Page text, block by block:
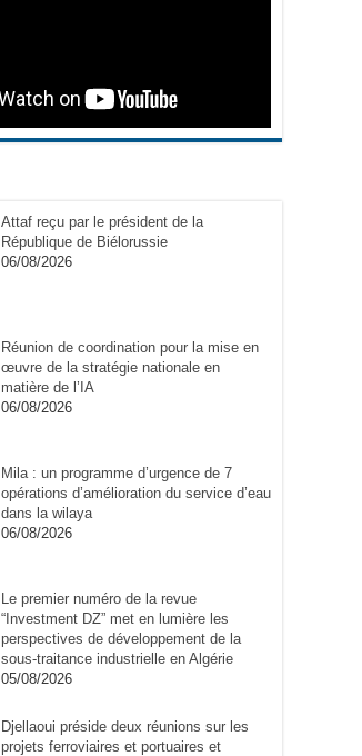
Attaf reçu par le président de la
République de Biélorussie
06/08/2026
Réunion de coordination pour la mise en
œuvre de la stratégie nationale en
matière de l’IA
06/08/2026
Mila : un programme d’urgence de 7
opérations d’amélioration du service d’eau
dans la wilaya
06/08/2026
Le premier numéro de la revue
“Investment DZ” met en lumière les
perspectives de développement de la
sous-traitance industrielle en Algérie
05/08/2026
Djellaoui préside deux réunions sur les
projets ferroviaires et portuaires et